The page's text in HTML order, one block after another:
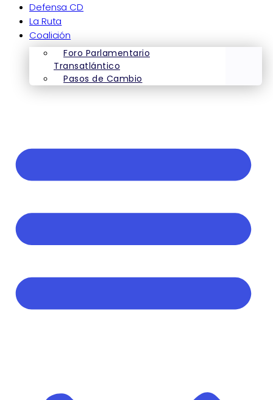
Defensa CD
La Ruta
Coalición
Foro Parlamentario
Transatlántico
Pasos de Cambio